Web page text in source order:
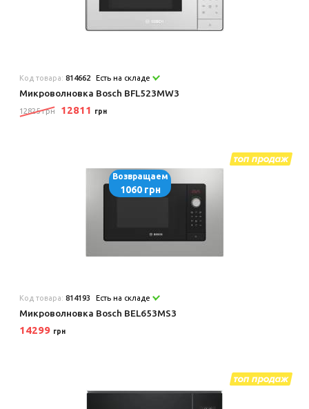
Код товара:814662 Есть на складе
Микроволновка Bosch BFL523MW3
12825 грн 12811 грн
Возвращаем
1060 грн
Код товара:814193 Есть на складе
Микроволновка Bosch BEL653MS3
14299 грн